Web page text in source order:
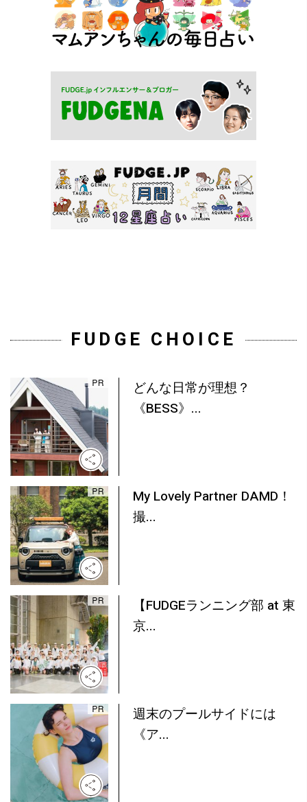
FUDGE CHOICE
どんな日常が理想？
《BESS》...
My Lovely Partner DAMD！
撮...
【FUDGEランニング部 at 東
京...
週末のプールサイドには
《ア...